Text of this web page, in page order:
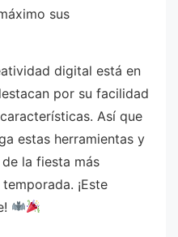
sus
digital está en
por su facilidad
Así que
estas herramientas y
la fiesta más
¡Este